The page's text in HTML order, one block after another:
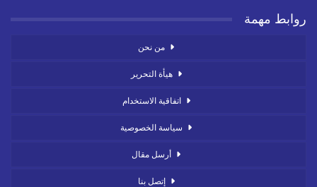
روابط مهمة
من نحن
هيأة التحرير
اتفاقية الاستخدام
سياسة الخصوصية
أرسل مقال
إتصل بنا